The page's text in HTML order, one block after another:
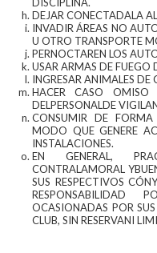
DEJAR CONECTADALA
INVADIR ÁREAS NO
U OTRO TRANSPORTE
PERNOCTAREN LOS
USAR ARMAS DE FUEGO
INGRESAR ANIMALES DE
HACER CASO OMISO
DELPERSONALDE
CONSUMIR DE FORMA
MODO QUE GENERE
INSTALACIONES.
EN GENERAL,
CONTRALAMORAL
SUS RESPECTIVOS
OCASIONADAS POR
CLUB, SIN RESERVANI